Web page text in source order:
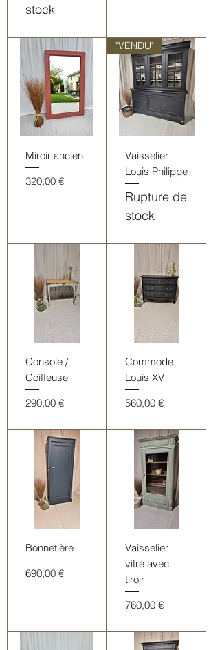
stock
Miroir ancien
Prix
320,00 €
"VENDU"
Vaisselier
Louis Philippe
Rupture de
stock
Console /
Coiffeuse
Prix
290,00 €
Commode
Louis XV
Prix
560,00 €
Bonnetière
Prix
690,00 €
Vaisselier
vitré avec
tiroir
Prix
760,00 €